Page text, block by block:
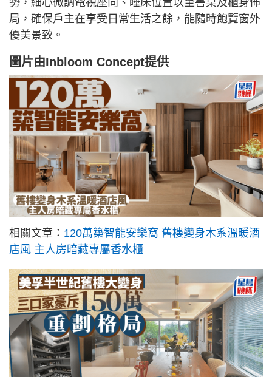
局，確保戶主在享受日常生活之餘，能隨時飽覽窗外
優美景致。
圖片由Inbloom Concept提供
相關文章： 120萬築智能安樂窩 舊樓變身木系溫暖酒
店風 主人房暗藏專屬香水櫃